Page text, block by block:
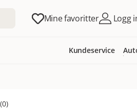
Mine favoritter Logg
Kundeservice
(0)